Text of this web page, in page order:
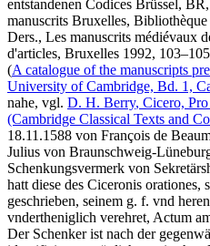
entstandenen Codices Brüssel,
manuscrits Bruxelles,
Ders., Les manuscrits médiévaux
d'articles, Bruxelles 1992,
(A catalogue of the manuscripts
University of Cambridge, Bd. 1,
nahe, vgl. D. H. Berry, Cicero,
(Cambridge Classical Texts and
18.11.1588 von François de
Julius von Braunschweig-
Schenkungsvermerk von
hatt diese des Ciceronis orationes,
geschrieben, seinem g. f. vnd
vndertheniglich verehret, Actum
Der Schenker ist nach der